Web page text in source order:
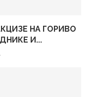
НА ГОРИВО
И...